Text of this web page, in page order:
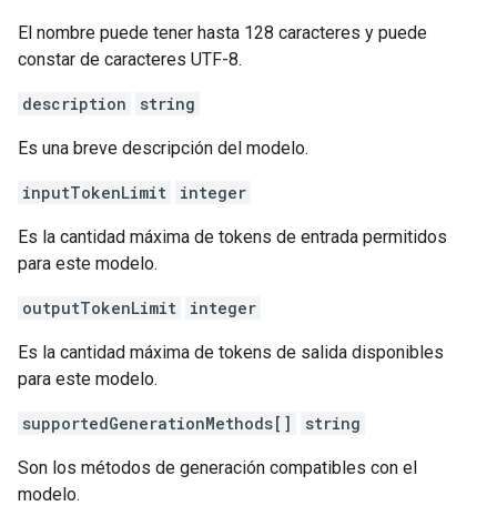
El nombre puede tener hasta 128 caracteres y puede
constar de caracteres UTF-8.
description string
Es una breve descripción del modelo.
inputTokenLimit integer
Es la cantidad máxima de tokens de entrada permitidos
para este modelo.
outputTokenLimit integer
Es la cantidad máxima de tokens de salida disponibles
para este modelo.
supportedGenerationMethods[] string
Son los métodos de generación compatibles con el
modelo.